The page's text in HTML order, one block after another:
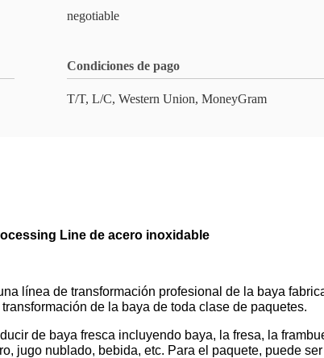
negotiable
Condiciones de pago
T/T, L/C, Western Union, MoneyGram
Line de acero inoxidable
línea de transformación profesional de la baya
de la baya de toda clase de paquetes.
de baya fresca incluyendo baya, la fresa, la
jugo nublado, bebida, etc. Para el paquete, puede